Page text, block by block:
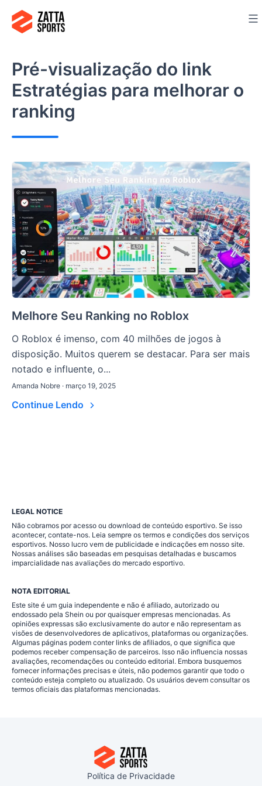
para
conteúdo
Pré-visualização do link
Estratégias para melhorar o
ranking
Melhore Seu Ranking no Roblox
O Roblox é imenso, com 40 milhões de jogos à
disposição. Muitos querem se destacar. Para ser mais
notado e influente, o...
Amanda Nobre · março 19, 2025
Continue Lendo
LEGAL NOTICE
Não cobramos por acesso ou download de conteúdo esportivo. Se isso
acontecer, contate-nos. Leia sempre os termos e condições dos serviços
esportivos. Nosso lucro vem de publicidade e indicações em nosso site.
Nossas análises são baseadas em pesquisas detalhadas e buscamos
imparcialidade nas avaliações do mercado esportivo.
NOTA EDITORIAL
Este site é um guia independente e não é afiliado, autorizado ou
endossado pela Shein ou por quaisquer empresas mencionadas. As
opiniões expressas são exclusivamente do autor e não representam as
visões de desenvolvedores de aplicativos, plataformas ou organizações.
Algumas páginas podem conter links de afiliados, o que significa que
podemos receber compensação de parceiros. Isso não influencia nossas
avaliações, recomendações ou conteúdo editorial. Embora busquemos
fornecer informações precisas e úteis, não podemos garantir que todo o
conteúdo esteja completo ou atualizado. Os usuários devem consultar os
termos oficiais das plataformas mencionadas.
Política de Privacidade